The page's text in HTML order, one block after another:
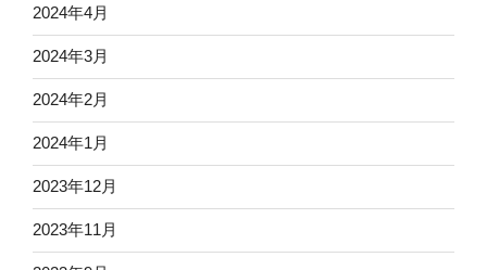
2024年4月
2024年3月
2024年2月
2024年1月
2023年12月
2023年11月